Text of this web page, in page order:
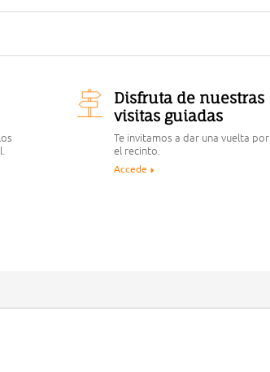
Disfruta de nuestras
visitas guiadas
Te invitamos a dar una vuelta por
el recinto.
Accede